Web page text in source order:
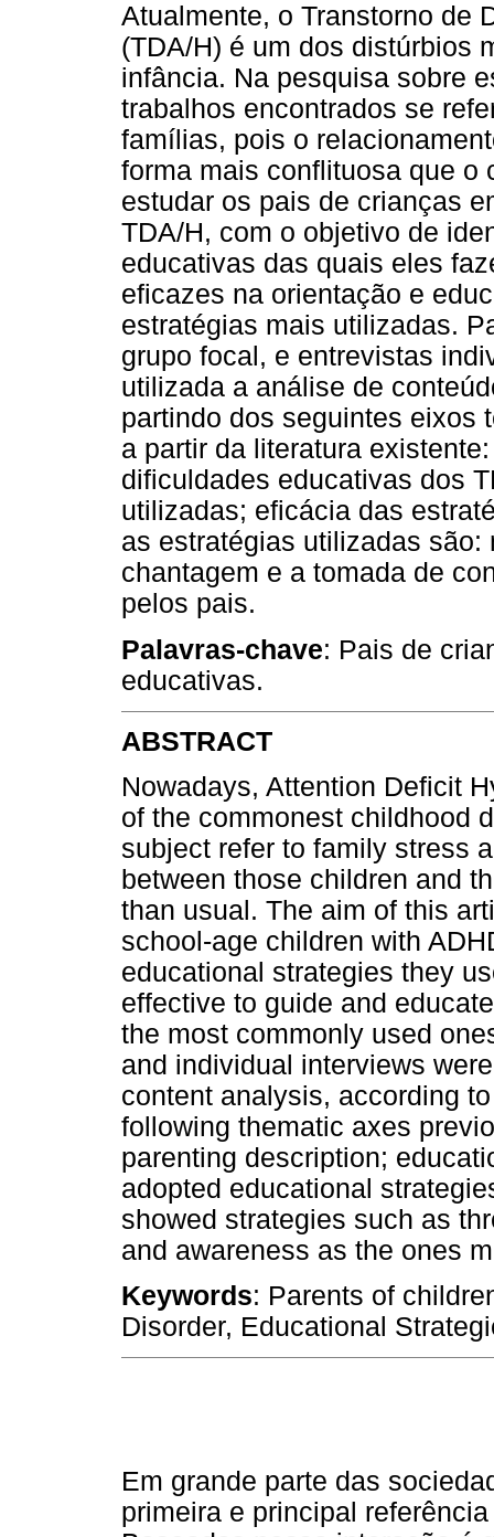
Atualmente, o Transtorno de
(TDA/H) é um dos distúrbios
infância. Na pesquisa sobre
trabalhos encontrados se
famílias, pois o
forma mais conflituosa que o
estudar os pais de crianças
TDA/H, com o objetivo de
educativas das quais eles
eficazes na orientação e
estratégias mais utilizadas.
grupo focal, e entrevistas
utilizada a análise de
partindo dos seguintes eixos
a partir da literatura
dificuldades educativas dos
utilizadas; eficácia das
as estratégias utilizadas
chantagem e a tomada de
pelos pais.
Palavras-chave: Pais de
educativas.
ABSTRACT
Nowadays, Attention Deficit
of the commonest childhood
subject refer to family stress
between those children and
than usual. The aim of this
school-age children with
educational strategies they
effective to guide and
the most commonly used
and individual interviews
content analysis, according
following thematic axes
parenting description;
adopted educational
showed strategies such as
and awareness as the ones
Keywords: Parents of
Disorder, Educational
Em grande parte das
primeira e principal